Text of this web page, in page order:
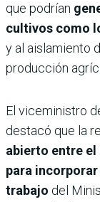
que podrían
cultivos como
y al aislamiento
producción
El viceministro
destacó que la
abierto entre
para
trabajo del